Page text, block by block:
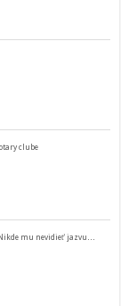
clube
mu nevidieť jazvu…